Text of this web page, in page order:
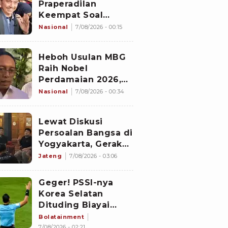
Praperadilan
Keempat Soal
Status Cekal
Nasional 7/08/2026 - 00:15
Heboh Usulan MBG
Raih Nobel
Perdamaian 2026,
Istana Akhirnya
Nasional 7/08/2026 - 00:34
Lewat Diskusi
Persoalan Bangsa di
Yogyakarta, Gerakan
Iqra Indonesia
Jateng 7/08/2026 - 03:06
Geger! PSSI-nya
Korea Selatan
Dituding Biayai
Hiburan Seks untuk
Bolatainment